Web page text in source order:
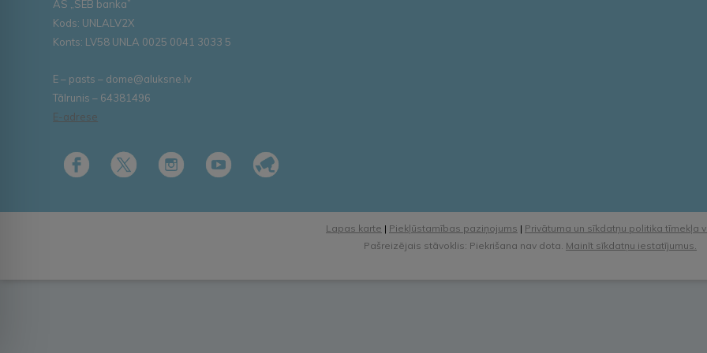
AS „SEB banka”
Kods: UNLALV2X
Konts: LV58 UNLA 0025 0041 3033 5
E – pasts – dome@aluksne.lv
Tālrunis – 64381496
E-adrese
Lapas karte | Piekļūstamības paziņojums | Privātuma un sīkdatņu politika tīmekļa
Pašreizējais stāvoklis: Piekrišana nav dota. Mainīt sīkdatņu iestatījumus.